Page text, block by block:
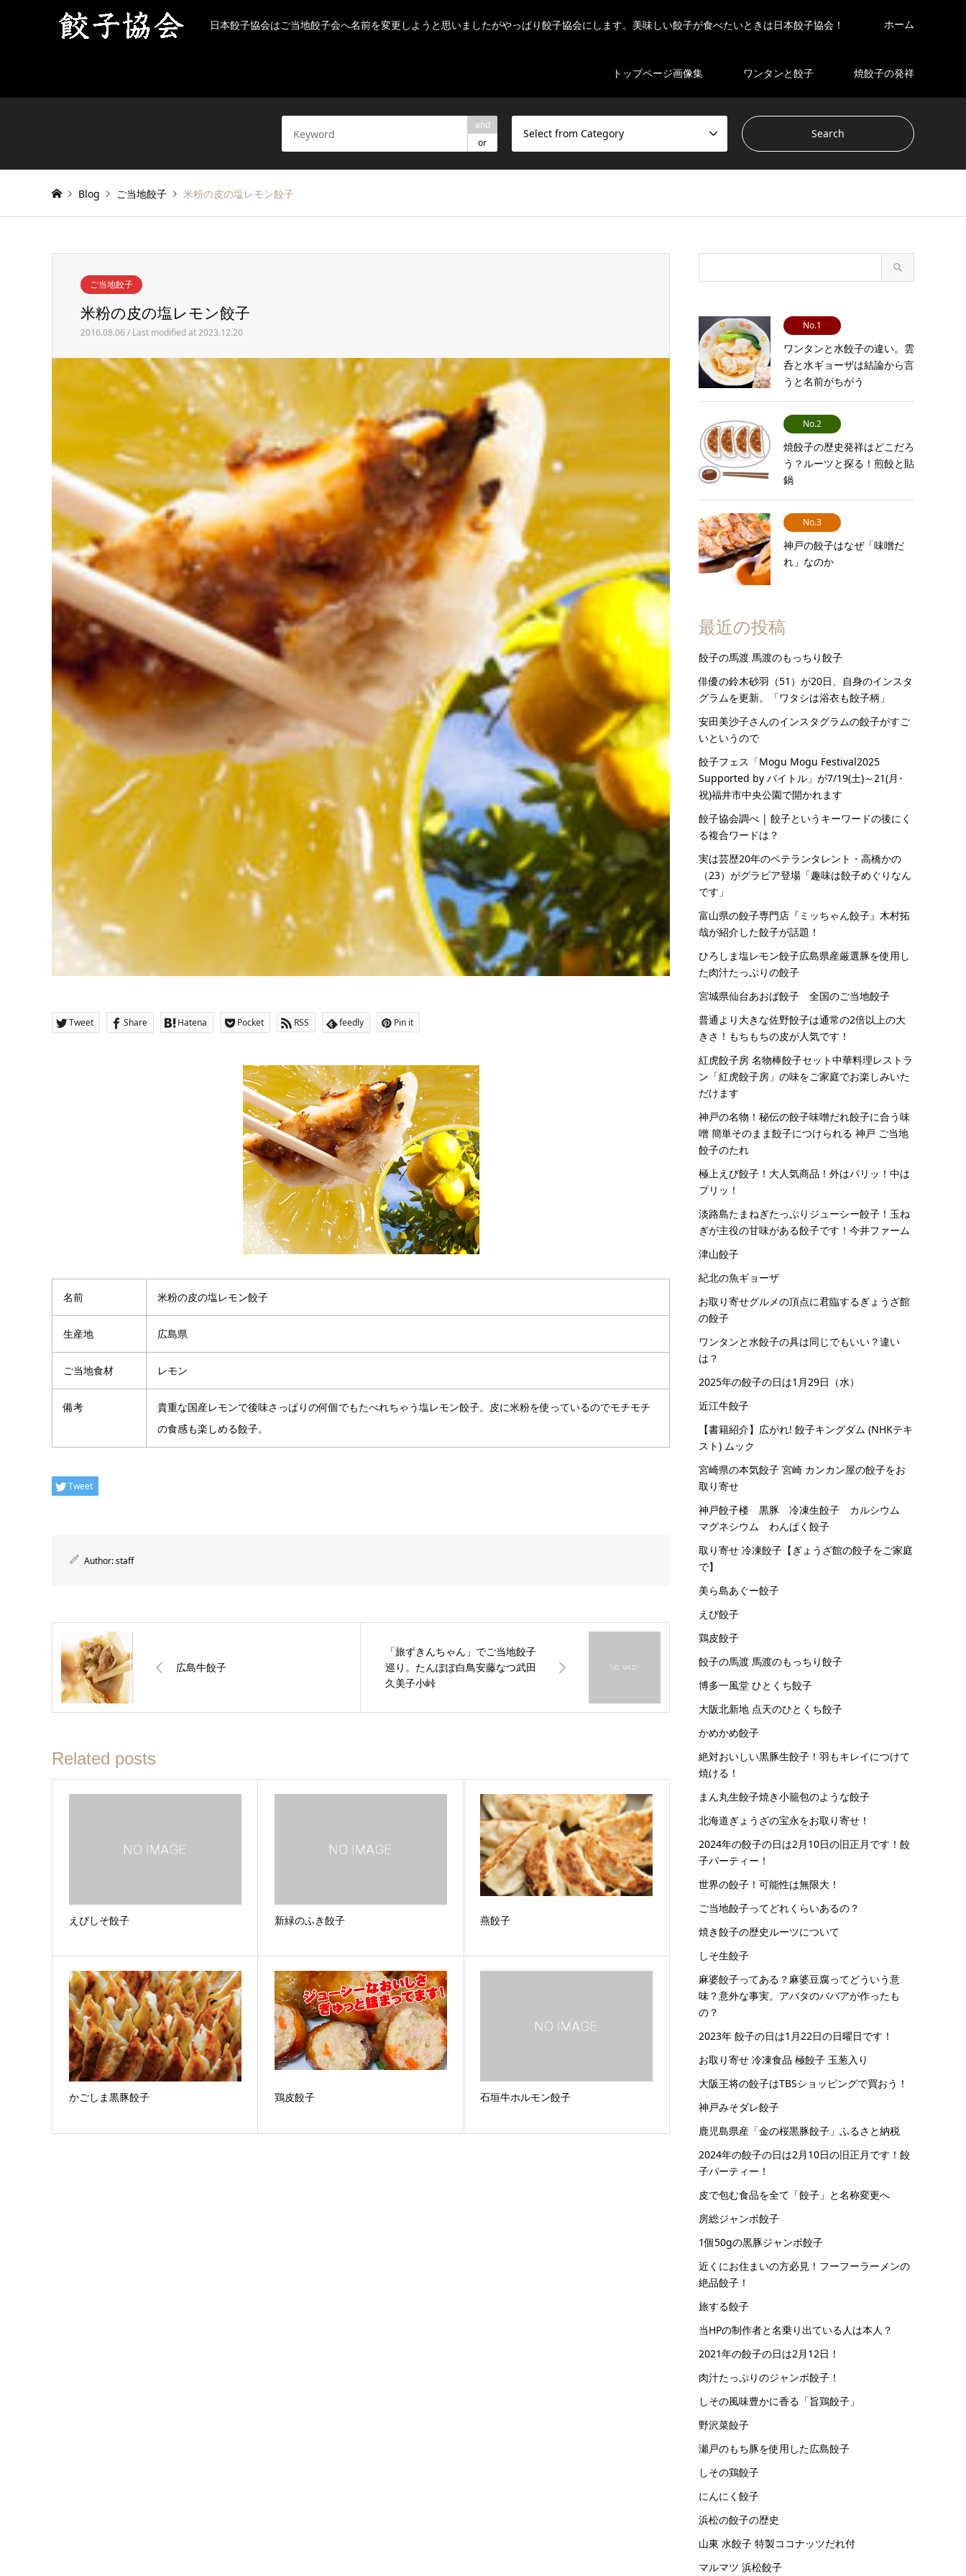
日本餃子協会はご当地餃子会へ名前を変更しようと思いましたがやっぱり餃子協会にします。美味しい餃子が食べたいときは日本餃子協会！ ホーム
トップページ画像集 ワンタンと餃子 焼餃子の発祥
and
or
Select from Category
Blog ご当地餃子 米粉の皮の塩レモン餃子
ご当地餃子
米粉の皮の塩レモン餃子
2016.08.06 / Last modified at 2023.12.20
Tweet Share Hatena Pocket RSS feedly Pin it
名前 米粉の皮の塩レモン餃子
生産地 広島県
ご当地食材 レモン
備考
貴重な国産レモンで後味さっぱりの何個でもたべれちゃう塩レモン餃子。皮に米粉を使っているのでモチモチ
の食感も楽しめる餃子。
Tweet
Author:staff
広島牛餃子
「旅ずきんちゃん」でご当地餃子
巡り。たんぽぽ白鳥安藤なつ武田
久美子小峠
Related posts
えびしそ餃子 新緑のふき餃子 燕餃子
かごしま黒豚餃子 鶏皮餃子 石垣牛ホルモン餃子
No.1
ワンタンと水餃子の違い。雲
呑と水ギョーザは結論から言
うと名前がちがう
No.2
焼餃子の歴史発祥はどこだろ
う？ルーツと探る！煎餃と貼
鍋
No.3
神戸の餃子はなぜ「味噌だ
れ」なのか
最近の投稿
餃子の馬渡 馬渡のもっちり餃子
俳優の鈴木砂羽（51）が20日、自身のインスタ
グラムを更新。「ワタシは浴衣も餃子柄」
安田美沙子さんのインスタグラムの餃子がすご
いというので
餃子フェス「Mogu Mogu Festival2025
Supported by バイトル」が7/19(土)～21(月･
祝)福井市中央公園で開かれます
餃子協会調べ | 餃子というキーワードの後にく
る複合ワードは？
実は芸歴20年のベテランタレント・高橋かの
（23）がグラビア登場「趣味は餃子めぐりなん
です」
富山県の餃子専門店『ミッちゃん餃子』木村拓
哉が紹介した餃子が話題！
ひろしま塩レモン餃子広島県産厳選豚を使用し
た肉汁たっぷりの餃子
宮城県仙台あおば餃子 全国のご当地餃子
普通より大きな佐野餃子は通常の2倍以上の大
きさ！もちもちの皮が人気です！
紅虎餃子房 名物棒餃子セット中華料理レストラ
ン「紅虎餃子房」の味をご家庭でお楽しみいた
だけます
神戸の名物！秘伝の餃子味噌だれ餃子に合う味
噌 簡単そのまま餃子につけられる 神戸 ご当地
餃子のたれ
極上えび餃子！大人気商品！外はパリッ！中は
プリッ！
淡路島たまねぎたっぷりジューシー餃子！玉ね
ぎが主役の甘味がある餃子です！今井ファーム
津山餃子
紀北の魚ギョーザ
お取り寄せグルメの頂点に君臨するぎょうざ館
の餃子
ワンタンと水餃子の具は同じでもいい？違い
は？
2025年の餃子の日は1月29日（水）
近江牛餃子
【書籍紹介】広がれ! 餃子キングダム (NHKテキ
スト) ムック
宮崎県の本気餃子 宮崎 カンカン屋の餃子をお
取り寄せ
神戸餃子楼 黒豚 冷凍生餃子 カルシウム
マグネシウム わんぱく餃子
取り寄せ 冷凍餃子【ぎょうざ館の餃子をご家庭
で】
美ら島あぐー餃子
えび餃子
鶏皮餃子
餃子の馬渡 馬渡のもっちり餃子
博多一風堂 ひとくち餃子
大阪北新地 点天のひとくち餃子
かめかめ餃子
絶対おいしい黒豚生餃子！羽もキレイにつけて
焼ける！
まん丸生餃子焼き小籠包のような餃子
北海道ぎょうざの宝永をお取り寄せ！
2024年の餃子の日は2月10日の旧正月です！餃
子パーティー！
世界の餃子！可能性は無限大！
ご当地餃子ってどれくらいあるの？
焼き餃子の歴史ルーツについて
しそ生餃子
麻婆餃子ってある？麻婆豆腐ってどういう意
味？意外な事実。アバタのババアが作ったも
の？
2023年 餃子の日は1月22日の日曜日です！
お取り寄せ 冷凍食品 極餃子 玉葱入り
大阪王将の餃子はTBSショッピングで買おう！
神戸みそダレ餃子
鹿児島県産「金の桜黒豚餃子」ふるさと納税
2024年の餃子の日は2月10日の旧正月です！餃
子パーティー！
皮で包む食品を全て「餃子」と名称変更へ
房総ジャンボ餃子
1個50gの黒豚ジャンボ餃子
近くにお住まいの方必見！フーフーラーメンの
絶品餃子！
旅する餃子
当HPの制作者と名乗り出ている人は本人？
2021年の餃子の日は2月12日！
肉汁たっぷりのジャンボ餃子！
しその風味豊かに香る「旨鶏餃子」
野沢菜餃子
瀬戸のもち豚を使用した広島餃子
しその鶏餃子
にんにく餃子
浜松の餃子の歴史
山東 水餃子 特製ココナッツだれ付
マルマツ 浜松餃子